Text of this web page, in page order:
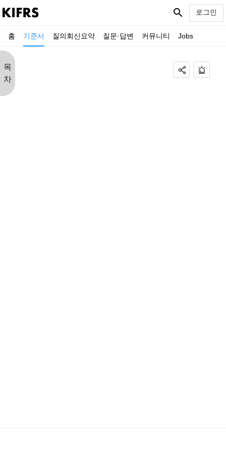
홈 기준서 질의회신요약 질문·답변 커뮤니티 Jobs
search 로그인
목
차